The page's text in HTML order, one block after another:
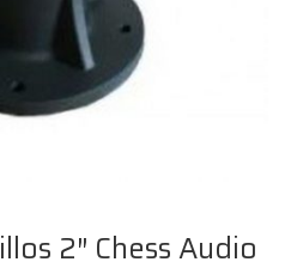
2″ Chess Audio